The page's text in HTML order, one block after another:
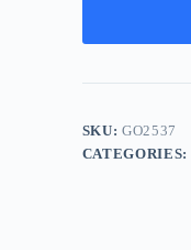
SKU: GO2537
CATEGORIES: